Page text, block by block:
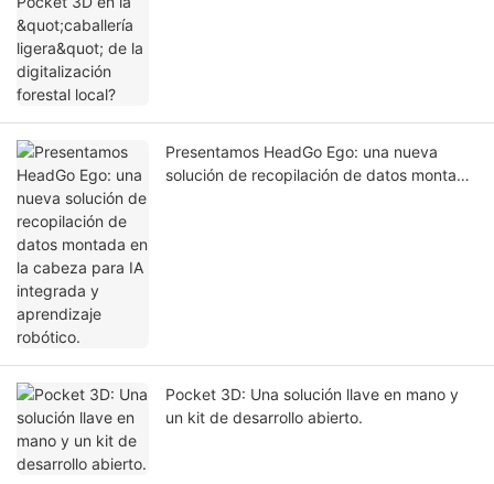
Presentamos HeadGo Ego: una nueva
solución de recopilación de datos montada
Pocket 3D: Una solución llave en mano y
un kit de desarrollo abierto.